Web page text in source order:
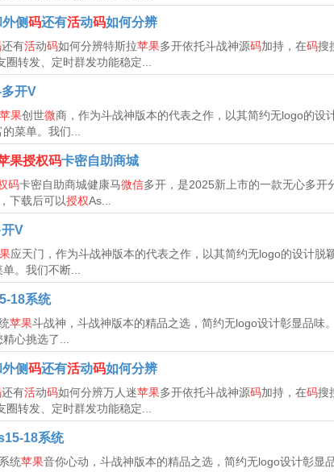
侧码还有活动码如何分辨
还有活动码如何分辨特斯拉苹果多开依托斗战神源码加持，在码搜
转发、定时群发功能稳定...
开V
果创世微商，作为斗战神版本的代表之作，以其简约无logo的设
菜单。我们...
果授权码卡密自助商城
码卡密自助商城健康马微信多开，是2025新上市的一款无心多开
下载后可以授权As...
V
应天门，作为斗战神版本的代表之作，以其简约无logo的设计脱
。我们不断...
18系统
苹果斗战神，斗战神版本的精品之选，简约无logo设计彰显品味
心挑选了...
侧码还有活动码如何分辨
还有活动码如何分辨万人迷苹果多开依托斗战神源码加持，在码搜
转发、定时群发功能稳定...
18系统
统苹果音你心动，斗战神版本的精品之选，简约无logo设计彰显